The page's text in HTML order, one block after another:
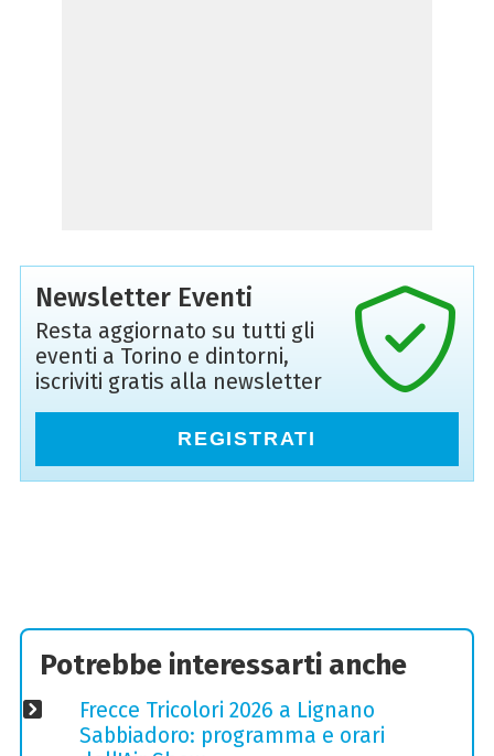
Newsletter Eventi
Resta aggiornato su tutti gli
eventi a Torino e dintorni,
iscriviti gratis alla newsletter
REGISTRATI
Potrebbe interessarti anche
Frecce Tricolori 2026 a Lignano
Sabbiadoro: programma e orari